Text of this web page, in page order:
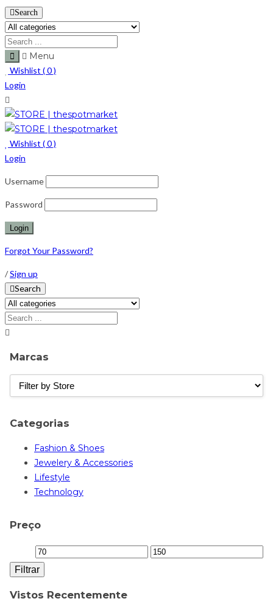
Search
Menu
Wishlist (0)
Login
Wishlist (0)
Login
Username
Password
Forgot Your Password?
/Sign up
Search
Marcas
Categorias
Fashion & Shoes
Jewelery & Accessories
Lifestyle
Technology
Preço
Filtrar
Vistos Recentemente